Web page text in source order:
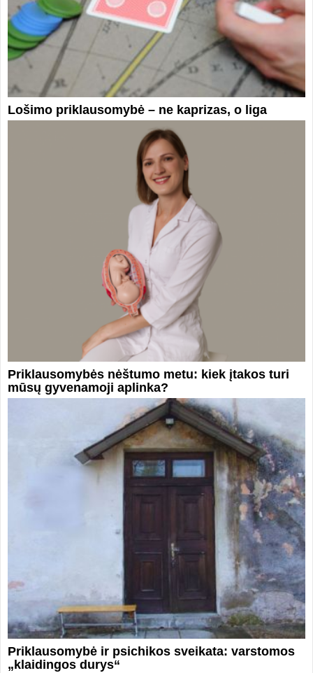
Lošimo priklausomybė – ne kaprizas, o liga
Priklausomybės nėštumo metu: kiek įtakos turi
mūsų gyvenamoji aplinka?
Priklausomybė ir psichikos sveikata: varstomos
„klaidingos durys“